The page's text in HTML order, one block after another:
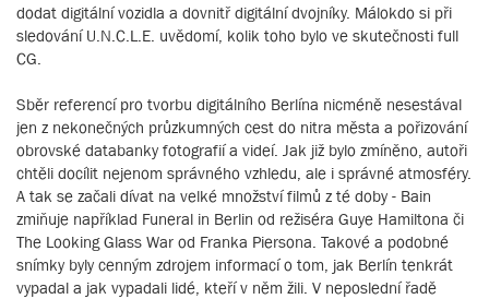
dodat digitální vozidla a dovnitř digitální dvojníky. Málokdo si při
sledování U.N.C.L.E. uvědomí, kolik toho bylo ve skutečnosti full
CG.
Sběr referencí pro tvorbu digitálního Berlína nicméně nesestával
jen z nekonečných průzkumných cest do nitra města a pořizování
obrovské databanky fotografií a videí. Jak již bylo zmíněno, autoři
chtěli docílit nejenom správného vzhledu, ale i správné atmosféry.
A tak se začali dívat na velké množství filmů z té doby - Bain
zmiňuje například Funeral in Berlin od režiséra Guye Hamiltona či
The Looking Glass War od Franka Piersona. Takové a podobné
snímky byly cenným zdrojem informací o tom, jak Berlín tenkrát
vypadal a jak vypadali lidé, kteří v něm žili. V neposlední řadě